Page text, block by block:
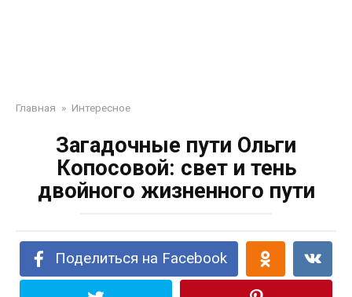
Главная » Интересное
Загадочные пути Ольги
Копосовой: свет и тень
двойного жизненного пути
Поделиться на Facebook